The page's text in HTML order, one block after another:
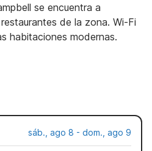
se encuentra a
de la zona. Wi-Fi
habitaciones modernas.
sáb., ago 8 - dom., ago 9